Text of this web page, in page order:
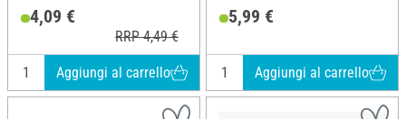
4,09 €
RRP 4,49 €
Aggiungi al carrello
5,99 €
Aggiungi al carrello